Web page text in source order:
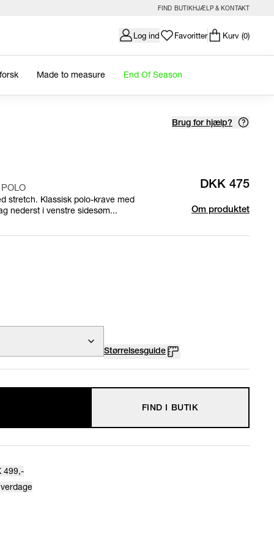
FIND BUTIKHJÆLP & KONTAKT
Log ind Favoritter Kurv (0)
Made to measure End Of Season
Brug for hjælp?
DKK 475
stretch. Klassisk polo-krave med
nederst i venstre sidesøm...
Om produktet
Størrelsesguide
FIND I BUTIK
499,-